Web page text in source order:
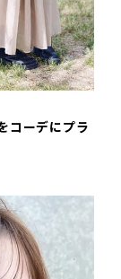
コーデにプラ